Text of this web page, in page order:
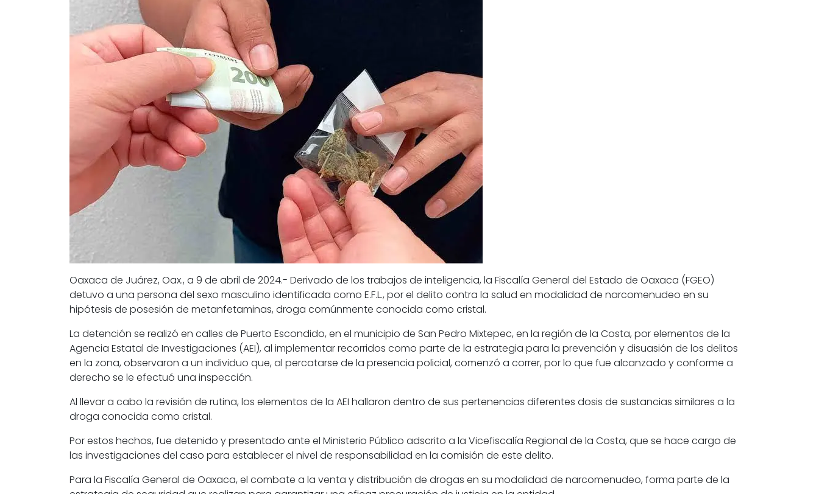
Oaxaca de Juárez, Oax., a 9 de abril de 2024.- Derivado de los trabajos de inteligencia, la Fiscalía General del Estado de Oaxaca (FGEO)
detuvo a una persona del sexo masculino identificada como E.F.L., por el delito contra la salud en modalidad de narcomenudeo en su
hipótesis de posesión de metanfetaminas, droga comúnmente conocida como cristal.
La detención se realizó en calles de Puerto Escondido, en el municipio de San Pedro Mixtepec, en la región de la Costa, por elementos de la
Agencia Estatal de Investigaciones (AEI), al implementar recorridos como parte de la estrategia para la prevención y disuasión de los delitos
en la zona, observaron a un individuo que, al percatarse de la presencia policial, comenzó a correr, por lo que fue alcanzado y conforme a
derecho se le efectuó una inspección.
Al llevar a cabo la revisión de rutina, los elementos de la AEI hallaron dentro de sus pertenencias diferentes dosis de sustancias similares a la
droga conocida como cristal.
Por estos hechos, fue detenido y presentado ante el Ministerio Público adscrito a la Vicefiscalía Regional de la Costa, que se hace cargo de
las investigaciones del caso para establecer el nivel de responsabilidad en la comisión de este delito.
Para la Fiscalía General de Oaxaca, el combate a la venta y distribución de drogas en su modalidad de narcomenudeo, forma parte de la